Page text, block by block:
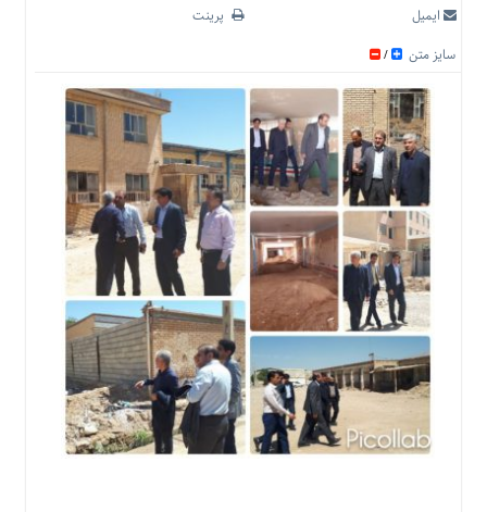
منوی
عمومی
اجتماعی
سیاسی
اقتصادی
ورزشی
فرهنگی
دسترسی
ایمیل
پرینت
سایز متن
/